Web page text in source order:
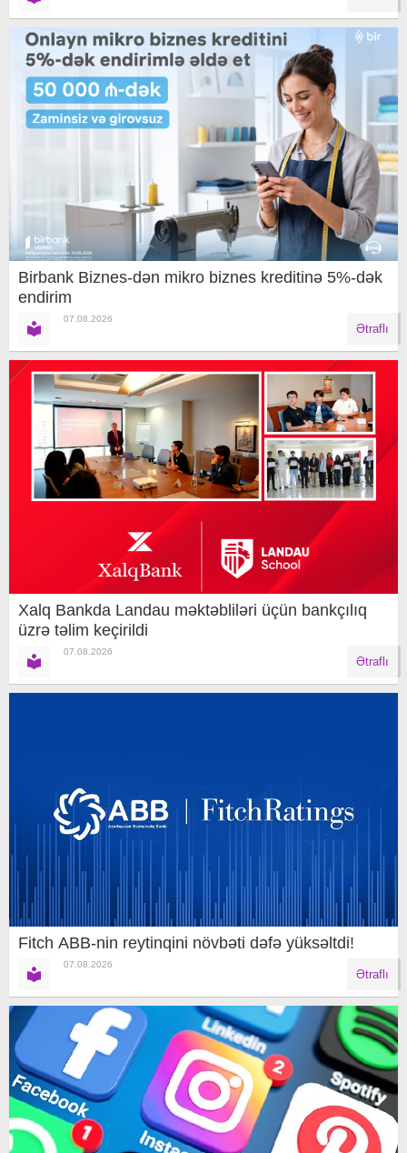
Birbank Biznes-dən mikro biznes kreditinə 5%-dək
endirim
07.08.2026
Ətraflı
Xalq Bankda Landau məktəbliləri üçün bankçılıq
üzrə təlim keçirildi
07.08.2026
Ətraflı
Fitch ABB-nin reytinqini növbəti dəfə yüksəltdi!
07.08.2026
Ətraflı